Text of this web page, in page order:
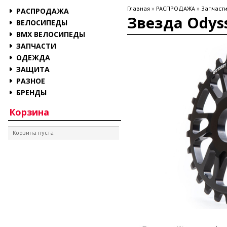
РАСПРОДАЖА
ВЕЛОСИПЕДЫ
BMX ВЕЛОСИПЕДЫ
ЗАПЧАСТИ
ОДЕЖДА
ЗАЩИТА
РАЗНОЕ
БРЕНДЫ
Корзина
Корзина пуста
Главная » РАСПРОДАЖА »
Звезда